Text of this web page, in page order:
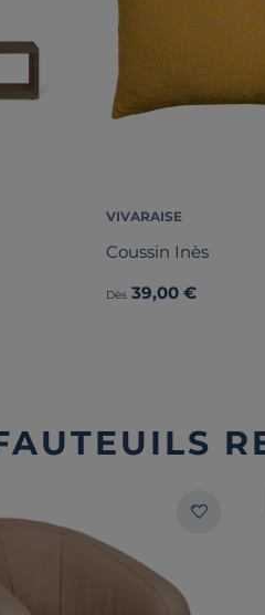
VIVARAISE
Coussin Inès
Dès 39,00 €